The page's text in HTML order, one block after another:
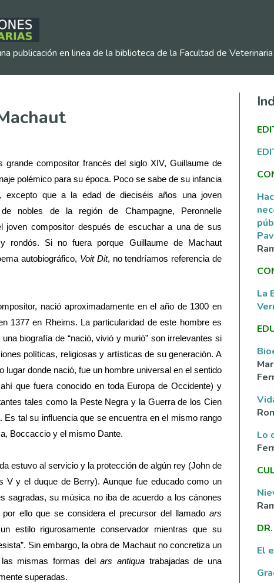
publicación en linea de la biblioteca de la Facultad de
grande compositor francés del siglo XIV, Guillaume de
polémico para su época. Poco se sabe de su infancia
excepto que a la edad de dieciséis años una joven
nobles de la región de Champagne, Peronnelle
joven compositor después de escuchar a una de sus
rondós. Si no fuera porque Guillaume de Machaut
autobiográfico, Voit Dit, no tendríamos referencia de
nació aproximadamente en el año de 1300 en
1377 en Rheims. La particularidad de este hombre es
biografía de “nació, vivió y murió” son irrelevantes si
políticas, religiosas y artísticas de su generación. A
lugar donde nació, fue un hombre universal en el sentido
que fuera conocido en toda Europa de Occidente) y
tales como la Peste Negra y la Guerra de los Cien
Es tal su influencia que se encuentra en el mismo rango
Boccaccio y el mismo Dante.
estuvo al servicio y la protección de algún rey (John de
V y el duque de Berry). Aunque fue educado como un
sagradas, su música no iba de acuerdo a los cánones
ello que se considera el precursor del llamado ars
estilo rigurosamente conservador mientras que su
Sin embargo, la obra de Machaut no concretiza un
las mismas formas delars antiqua trabajadas de una
superadas.
La
Lo
El